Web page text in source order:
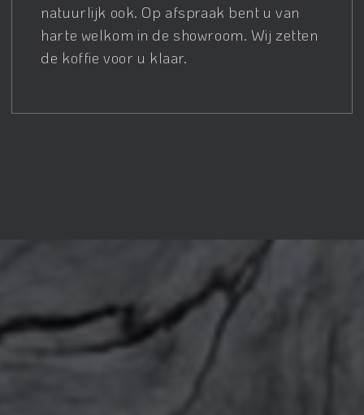
natuurlijk ook. Op afspraak bent u van
harte welkom in de showroom. Wij zetten
de koffie voor u klaar.